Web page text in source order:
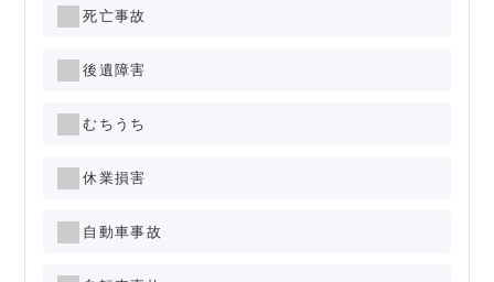
死亡事故
後遺障害
むちうち
休業損害
自動車事故